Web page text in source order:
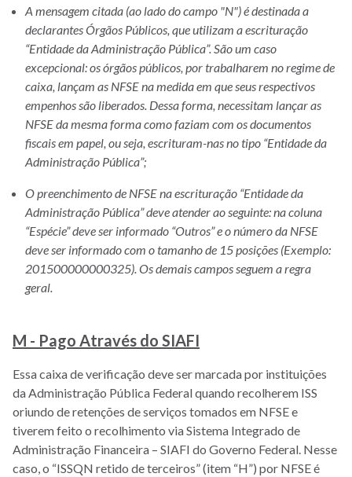
A mensagem citada (ao lado do campo "N") é destinada a
declarantes Órgãos Públicos, que utilizam a escrituração
“Entidade da Administração Pública”. São um caso
excepcional: os órgãos públicos, por trabalharem no regime de
caixa, lançam as NFSE na medida em que seus respectivos
empenhos são liberados. Dessa forma, necessitam lançar as
NFSE da mesma forma como faziam com os documentos
fiscais em papel, ou seja, escrituram-nas no tipo “Entidade da
Administração Pública”;
O preenchimento de NFSE na escrituração “Entidade da
Administração Pública” deve atender ao seguinte: na coluna
“Espécie” deve ser informado “Outros” e o número da NFSE
deve ser informado com o tamanho de 15 posições (Exemplo:
201500000000325). Os demais campos seguem a regra
geral.
M - Pago Através do SIAFI
Essa caixa de verificação deve ser marcada por instituições
da Administração Pública Federal quando recolherem ISS
oriundo de retenções de serviços tomados em NFSE e
tiverem feito o recolhimento via Sistema Integrado de
Administração Financeira – SIAFI do Governo Federal. Nesse
caso, o “ISSQN retido de terceiros” (item “H”) por NFSE é